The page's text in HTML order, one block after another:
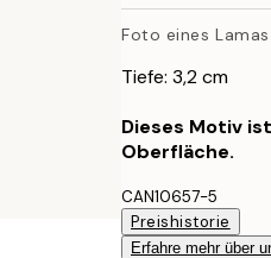
Foto eines Lamas
Tiefe: 3,2 cm
Dieses Motiv
Oberfläche.
CAN10657-5
Preishistorie
Erfahre mehr über